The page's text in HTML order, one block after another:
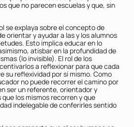
que no parecen escuelas y que, sin
se explaya sobre el concepto de
orientar y ayudar a las y los alumnos
Esto implica educar en lo
atisbar en la profundidad de
(lo invisible). El rol de los
a reflexionar para que cada
su reflexividad por sí mismo. Como
no puede recorrer el camino por
ser un referente, orientador y
los mismos recorren y que
indelegable de conferirles sentido